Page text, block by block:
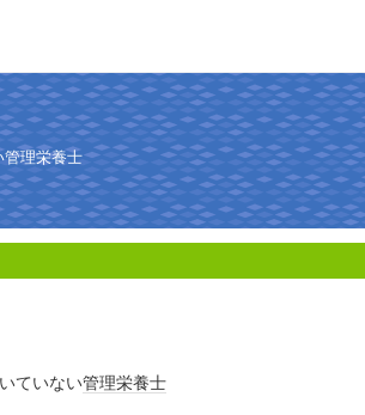
管理栄養士
ていない管理栄養士